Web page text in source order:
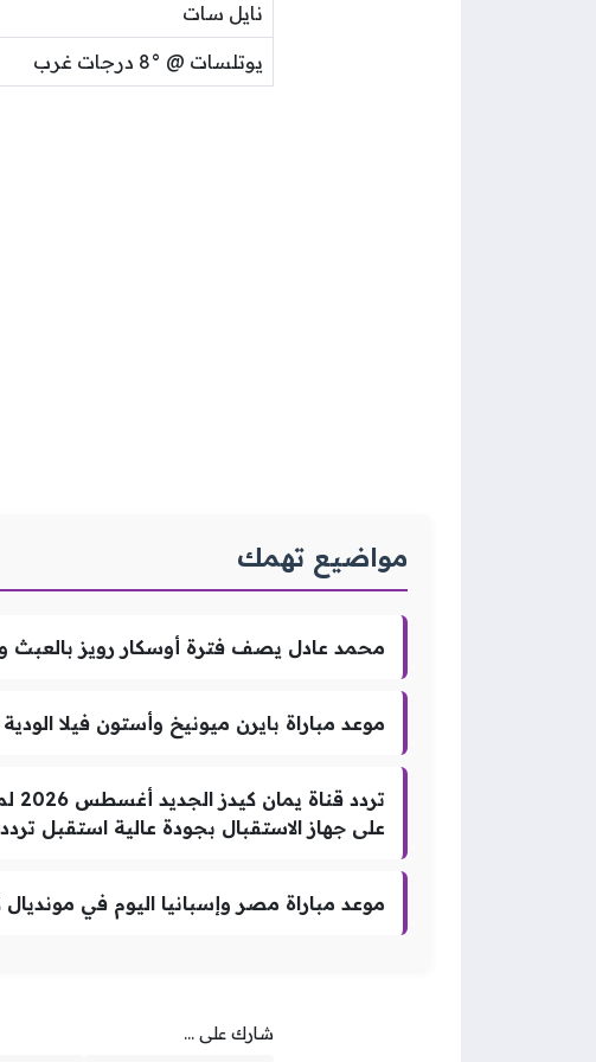
نايل سات
يوتلسات @ °8 درجات غرب
مواضيع تهمك
محمد عادل يصف فترة أوسكار رويز بالعبث
موعد مباراة بايرن ميونيخ وأستون فيلا الودية
على جهاز الاستقبال بجودة عالية استقبل تردد قناة يمان كيدز
موعد مباراة مصر وإسبانيا اليوم في مونديال
شارك على ...